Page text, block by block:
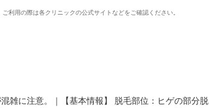
利用の際は各クリニックの公式サイトなどをご確認ください。
雑に注意。｜【基本情報】 脱毛部位：ヒゲの部分脱